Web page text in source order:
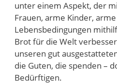
unter einem Aspekt, der
Frauen, arme Kinder,
Lebensbedingungen
Brot für die Welt
unseren gut
die Guten, die spenden –
Bedürftigen.